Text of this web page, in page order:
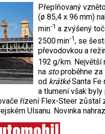
Přeplňovaný
(ø 85,4 x 96 mm)
min‑1 a zvýšený
2500 min‑1, se
převodovkou a
192 g/km. Největší
na stoproběhne
od krátkéSanta Fe
a tlumení však
řízení Flex-Steer zůstal
Ulsanu. Novinka